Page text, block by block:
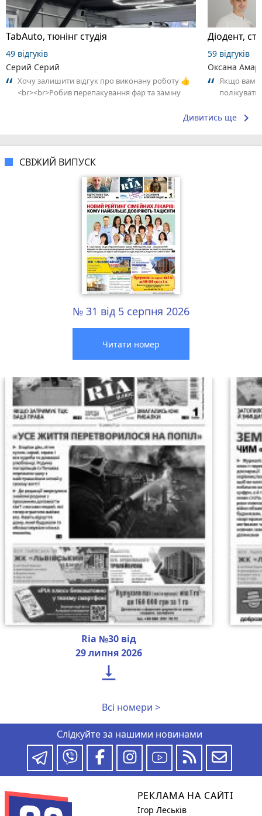
TabAuto, тюнінг студія
49 відгуків
Серий Серий
Хочу залишити відгук про виконану роботу 👍
<br><br>Робив перепакування фар та заміну
Дioдент,
59 відгуків
Оксана
Якщо вам
Дивитись ще keyboard_arrow_right
СВІЖИЙ ВИПУСК
№ 31 від 5 серпня 2026
Читати номер
Ria №30 від
29 липня 2026

Всі номери >
Слідкуйте за нашими новинами
РЕКЛАМА НА САЙТІ
Ігор Леськів